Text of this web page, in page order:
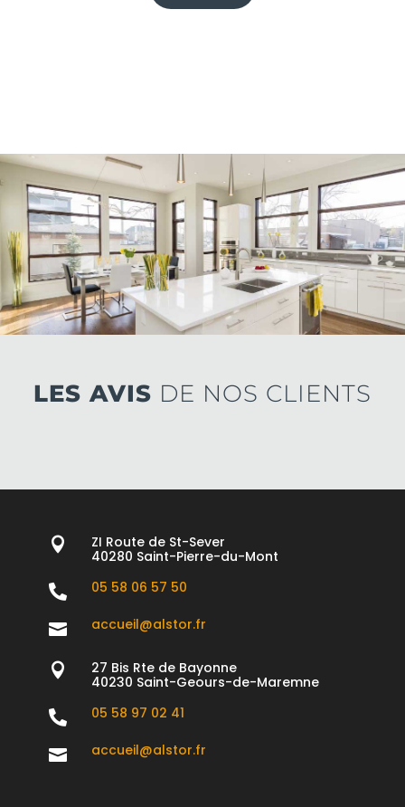
LES AVIS DE NOS CLIENTS

ZI Route de St-Sever
40280 Saint-Pierre-du-Mont
 05 58 06 57 50
 accueil@alstor.fr

27 Bis Rte de Bayonne
40230 Saint-Geours-de-Maremne
 05 58 97 02 41
 accueil@alstor.fr